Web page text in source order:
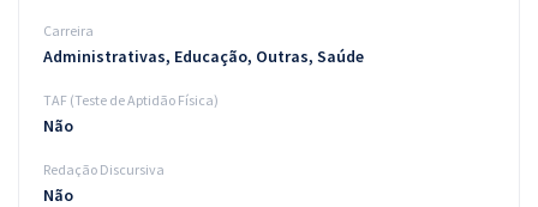
Carreira
Administrativas, Educação, Outras, Saúde
TAF (Teste de Aptidão Física)
Não
Redação Discursiva
Não